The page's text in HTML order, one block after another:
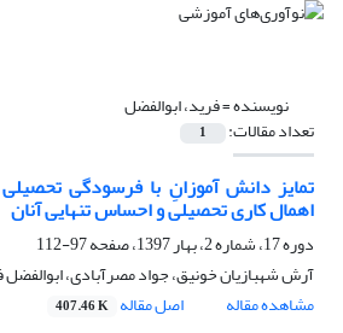
نویسنده =فرید، ابوالفضل
تعداد مقالات: 1
تمایز دانش آموزانِ با فرسودگی تحصیلی
اهمال کاری تحصیلی و احساس تنهایی آنان
دوره 17، شماره 2، بهار 1397، صفحه
97-112
آرش شهبازیان خونیق، جواد مصرآبادی، ابوالفضل
مشاهده مقاله
اصل مقاله 407.46 K